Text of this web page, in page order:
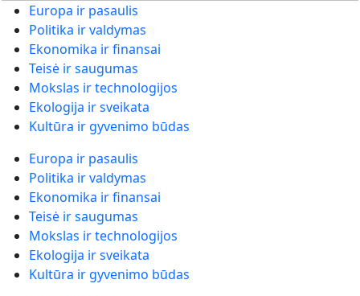
Europa ir pasaulis
Politika ir valdymas
Ekonomika ir finansai
Teisė ir saugumas
Mokslas ir technologijos
Ekologija ir sveikata
Kultūra ir gyvenimo būdas
Europa ir pasaulis
Politika ir valdymas
Ekonomika ir finansai
Teisė ir saugumas
Mokslas ir technologijos
Ekologija ir sveikata
Kultūra ir gyvenimo būdas